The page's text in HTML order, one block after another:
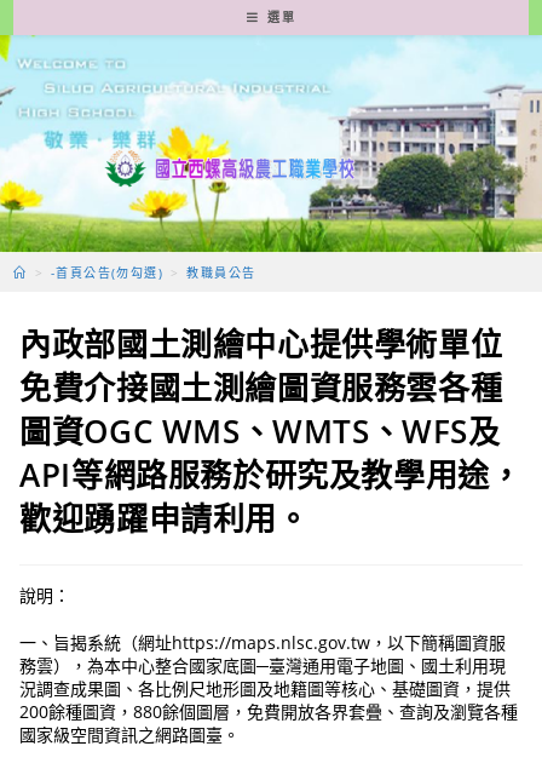
轉
至
要
容
選單
> -首頁公告(勿勾選) > 教職員公告
內政部國土測繪中心提供學術單位
免費介接國土測繪圖資服務雲各種
圖資OGC WMS、WMTS、WFS及
API等網路服務於研究及教學用途，
歡迎踴躍申請利用。
說明：
一、旨揭系統（網址https://maps.nlsc.gov.tw，以下簡稱圖資服
務雲），為本中心整合國家底圖─臺灣通用電子地圖、國土利用現
況調查成果圖、各比例尺地形圖及地籍圖等核心、基礎圖資，提供
200餘種圖資，880餘個圖層，免費開放各界套疊、查詢及瀏覽各種
國家級空間資訊之網路圖臺。